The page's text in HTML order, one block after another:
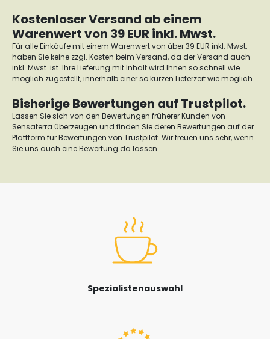
Kostenloser Versand ab einem
Warenwert von 39 EUR inkl. Mwst.
Für alle Einkäufe mit einem Warenwert von über 39 EUR inkl. Mwst.
haben Sie keine zzgl. Kosten beim Versand, da der Versand auch
inkl. Mwst. ist. Ihre Lieferung mit Inhalt wird Ihnen so schnell wie
möglich zugestellt, innerhalb einer so kurzen Lieferzeit wie möglich.
Bisherige Bewertungen auf Trustpilot.
Lassen Sie sich von den Bewertungen früherer Kunden von
Sensaterra überzeugen und finden Sie deren Bewertungen auf der
Plattform für Bewertungen von Trustpilot. Wir freuen uns sehr, wenn
Sie uns auch eine Bewertung da lassen.
Spezialistenauswahl